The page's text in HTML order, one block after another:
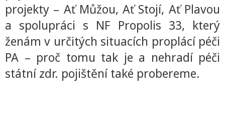
projekty – Ať Můžou, Ať Stojí, Ať Plavou
a spolupráci s NF Propolis 33, který
ženám v určitých situacích proplácí péči
PA – proč tomu tak je a nehradí péči
státní zdr. pojištění také probereme.